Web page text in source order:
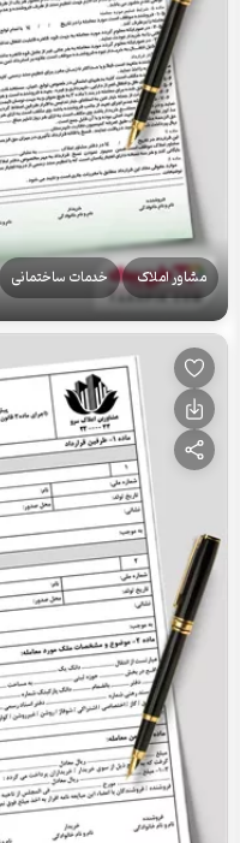
مشاور املاک خدمات ساختمانی